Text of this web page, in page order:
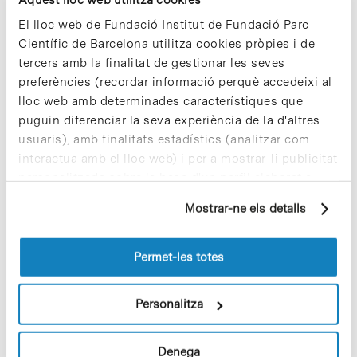
El lloc web de Fundació Institut de Fundació Parc
Científic de Barcelona utilitza cookies pròpies i de
tercers amb la finalitat de gestionar les seves
preferències (recordar informació perquè accedeixi al
lloc web amb determinades característiques que
puguin diferenciar la seva experiència de la d'altres
usuaris), amb finalitats estadístics (analitzar com
interactua amb el lloc web) i per a mostrar-li publicitat
personalitzada sobre la base d'un perfil elaborat a
pàgines visitades). Per a obtenir més informació sobre
les cookies pot consultar laPolítica de cookiesdel
Mostrar-ne els detalls
Permet-les totes
Personalitza
Denega
C/Baldiri Reixac, 4-12 i 15